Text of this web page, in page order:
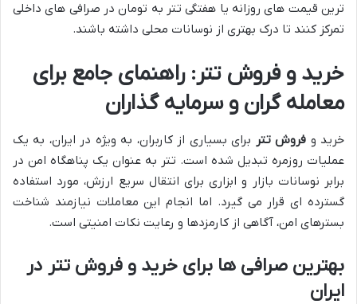
ترین قیمت های روزانه یا هفتگی تتر به تومان در صرافی های داخلی
تمرکز کنند تا درک بهتری از نوسانات محلی داشته باشند.
خرید و فروش تتر: راهنمای جامع برای
معامله گران و سرمایه گذاران
خرید و فروش تتر برای بسیاری از کاربران، به ویژه در ایران، به یک
عملیات روزمره تبدیل شده است. تتر به عنوان یک پناهگاه امن در
برابر نوسانات بازار و ابزاری برای انتقال سریع ارزش، مورد استفاده
گسترده ای قرار می گیرد. اما انجام این معاملات نیازمند شناخت
بسترهای امن، آگاهی از کارمزدها و رعایت نکات امنیتی است.
بهترین صرافی ها برای خرید و فروش تتر در
ایران